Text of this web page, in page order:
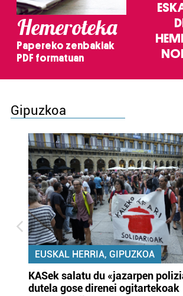
Hemeroteka
Papereko zenbakiak
PDF formatuan
Gipuzkoa
EUSKAL HERRIA, GIPUZKOA
KASek salatu du «jazarpen
dutela gose direnei ogitartekoak